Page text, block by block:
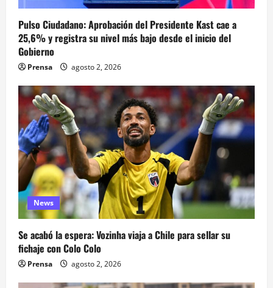
Pulso Ciudadano: Aprobación del Presidente Kast cae a
25,6% y registra su nivel más bajo desde el inicio del
Gobierno
Prensa agosto 2, 2026
News
Se acabó la espera: Vozinha viaja a Chile para sellar su
fichaje con Colo Colo
Prensa agosto 2, 2026